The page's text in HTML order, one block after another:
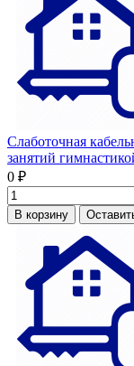
Слаботочная
занятий
0 ₽
В корзину